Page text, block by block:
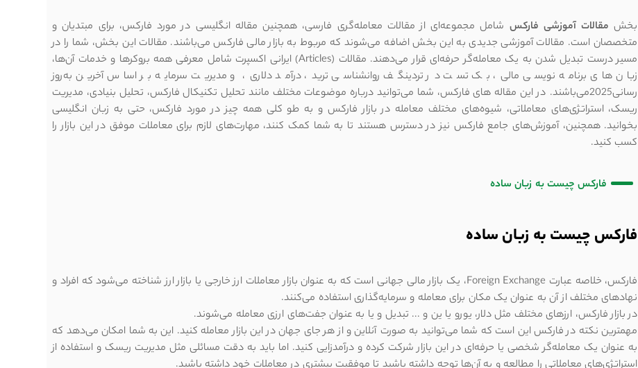
بخش مقالات آموزشی فارکس شامل مجموعه‌ای از مقالات معامله‌گری فارسی، همچنین مقاله انگلیسی در مورد فارکس، برای مبتدیان و
متخصصان است. مقالات آموزشی جدیدی به این بخش اضافه می‌شوند که مربوط به بازار مالی فارکس می‌باشند. مقالات این بخش، شما را در
مسیر درست تبدیل شدن به یک معامله‌گر حرفه‌ای قرار می‌دهند. مقالات (Articles) ایرانی اکسپرت شامل معرفی همه بروکرها و خدمات آن‌ها،
زبان های برنامه نویسی مالی، بک تست در تردینگف روانشناسی ترید، درآمد دلاری، و مدیریت سرمایه بر اساس آخرین به‌روز
رسانی2025می‌باشند.
در این مقاله های فارکس، شما می‌توانید درباره موضوعات مختلف مانند تحلیل تکنیکال فارکس، تحلیل بنیادی، مدیریت
ریسک، استراتژی‌های معاملاتی، شیوه‌های مختلف معامله در بازار فارکس و به ‌طو کلی همه چیز در مورد فارکس، حتی به زبان انگلیسی
بخوانید. همچنین، آموزش‌های جامع فارکس نیز در دسترس هستند تا به شما کمک کنند، مهارت‌های لازم برای معاملات موفق در این بازار را
کسب کنید.
فارکس چیست به زبان ساده
فارکس چیست به زبان ساده
فارکس، خلاصه عبارت Foreign Exchange، یک بازار مالی جهانی است که به عنوان بازار معاملات ارز خارجی یا بازار ارز شناخته می‌شود که افراد و
نهادهای مختلف از آن به عنوان یک مکان برای معامله و سرمایه‌گذاری استفاده می‌کنند.
در بازار فارکس، ارزهای مختلف مثل دلار، یورو یا ین و ... تبدیل و یا به عنوان جفت‌های ارزی معامله می‌شوند.
مهمترین نکته در فارکس این است که شما می‌توانید به صورت آنلاین و از هر جای جهان در این بازار معامله کنید. این به شما امکان می‌دهد که
به عنوان یک معامله‌گر شخصی یا حرفه‌ای در این بازار شرکت کرده و درآمدزایی کنید. اما باید به دقت مسائلی مثل مدیریت ریسک و استفاده از